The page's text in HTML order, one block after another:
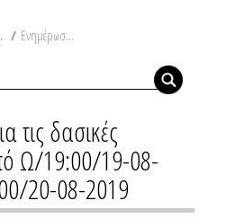
/ Ενημέρωση για τις δασικές πυρκαγιές από Ω/19:00/19-08-2019 έως Ω/19:00/20-08-2019
τις δασικές
Ω/19:00/19-08-
20-08-2019